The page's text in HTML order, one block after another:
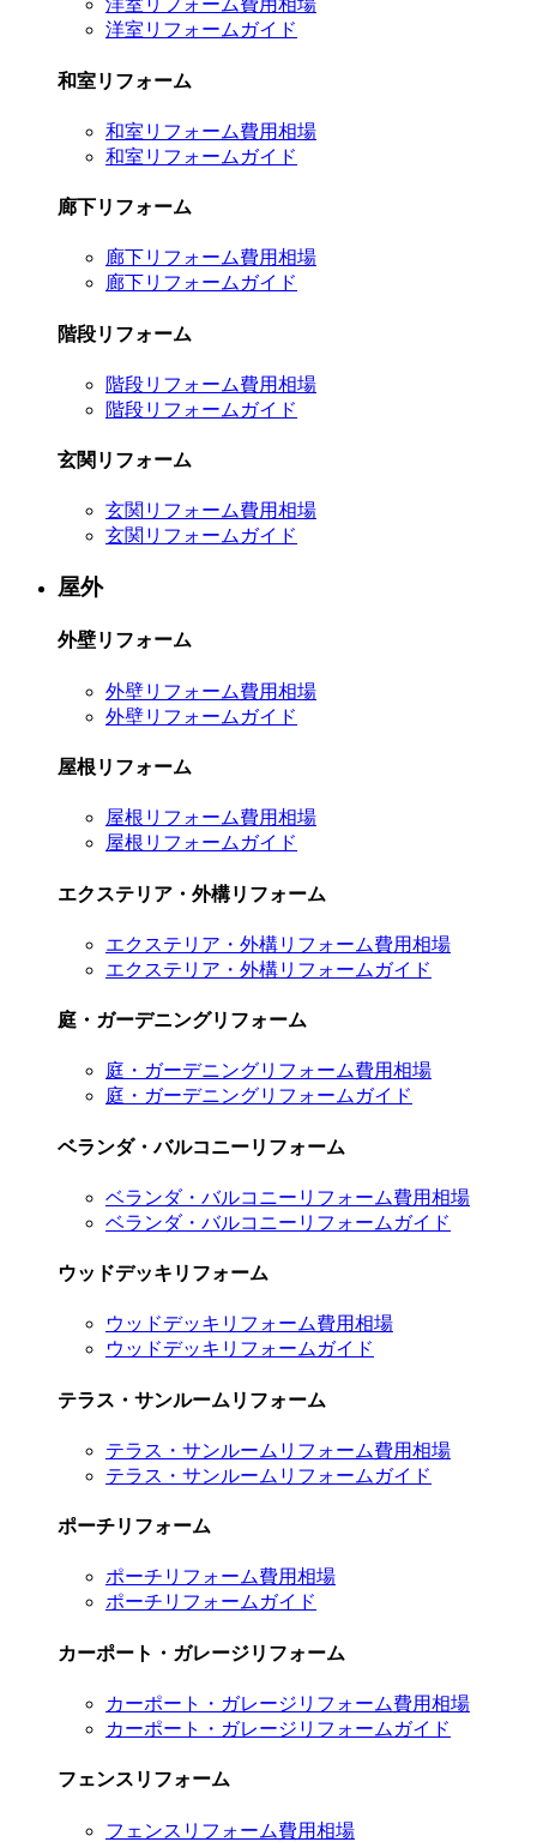
洋室リフォーム費用相場
洋室リフォームガイド
和室リフォーム
和室リフォーム費用相場
和室リフォームガイド
廊下リフォーム
廊下リフォーム費用相場
廊下リフォームガイド
階段リフォーム
階段リフォーム費用相場
階段リフォームガイド
玄関リフォーム
玄関リフォーム費用相場
玄関リフォームガイド
屋外
外壁リフォーム
外壁リフォーム費用相場
外壁リフォームガイド
屋根リフォーム
屋根リフォーム費用相場
屋根リフォームガイド
エクステリア・外構リフォーム
エクステリア・外構リフォーム費用相場
エクステリア・外構リフォームガイド
庭・ガーデニングリフォーム
庭・ガーデニングリフォーム費用相場
庭・ガーデニングリフォームガイド
ベランダ・バルコニーリフォーム
ベランダ・バルコニーリフォーム費用相場
ベランダ・バルコニーリフォームガイド
ウッドデッキリフォーム
ウッドデッキリフォーム費用相場
ウッドデッキリフォームガイド
テラス・サンルームリフォーム
テラス・サンルームリフォーム費用相場
テラス・サンルームリフォームガイド
ポーチリフォーム
ポーチリフォーム費用相場
ポーチリフォームガイド
カーポート・ガレージリフォーム
カーポート・ガレージリフォーム費用相場
カーポート・ガレージリフォームガイド
フェンスリフォーム
フェンスリフォーム費用相場